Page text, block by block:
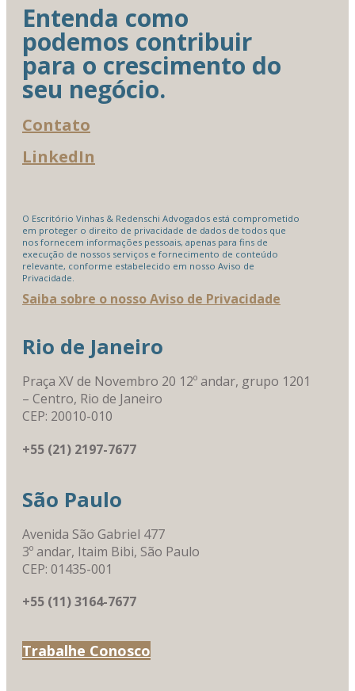
Entenda como
podemos contribuir
para o crescimento do
seu negócio.
Contato
LinkedIn
O Escritório Vinhas & Redenschi Advogados está comprometido
em proteger o direito de privacidade de dados de todos que
nos fornecem informações pessoais, apenas para fins de
execução de nossos serviços e fornecimento de conteúdo
relevante, conforme estabelecido em nosso Aviso de
Privacidade.
Saiba sobre o nosso Aviso de Privacidade
Rio de Janeiro
Praça XV de Novembro 20 12º andar, grupo 1201
– Centro, Rio de Janeiro
CEP: 20010-010
+55 (21) 2197-7677
São Paulo
Avenida São Gabriel 477
3º andar, Itaim Bibi, São Paulo
CEP: 01435-001
+55 (11) 3164-7677
Trabalhe Conosco